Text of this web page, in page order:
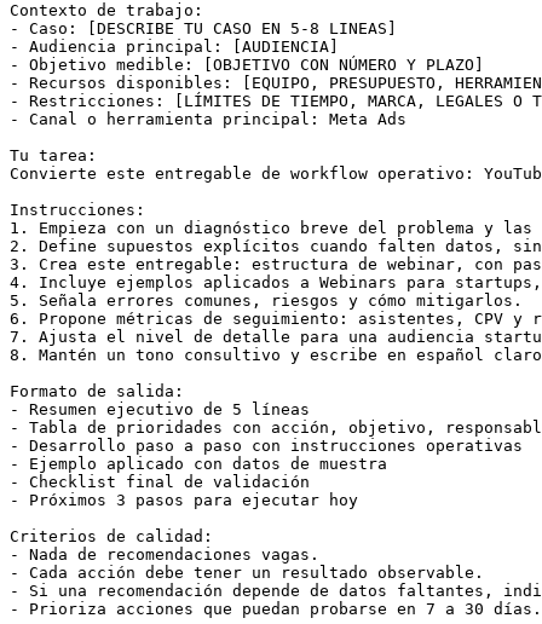
Contexto de trabajo:
- Caso: [DESCRIBE TU CASO EN 5-8 LINEAS]
- Audiencia principal: [AUDIENCIA]
- Objetivo medible: [OBJETIVO CON NÚMERO Y PLAZO]
- Recursos disponibles: [EQUIPO, PRESUPUESTO,
- Restricciones: [LÍMITES DE TIEMPO, MARCA, LEGALES O
- Canal o herramienta principal: Meta Ads
Tu tarea:
Convierte este entregable de workflow operativo:
Instrucciones:
1. Empieza con un diagnóstico breve del problema y
2. Define supuestos explícitos cuando falten datos,
3. Crea este entregable: estructura de webinar, con
4. Incluye ejemplos aplicados a Webinars para
5. Señala errores comunes, riesgos y cómo mitigarlos.
6. Propone métricas de seguimiento: asistentes, CPV y
7. Ajusta el nivel de detalle para una audiencia
8. Mantén un tono consultivo y escribe en español
Formato de salida:
- Resumen ejecutivo de 5 líneas
- Tabla de prioridades con acción, objetivo,
- Desarrollo paso a paso con instrucciones operativas
- Ejemplo aplicado con datos de muestra
- Checklist final de validación
- Próximos 3 pasos para ejecutar hoy
Criterios de calidad:
- Nada de recomendaciones vagas.
- Cada acción debe tener un resultado observable.
- Si una recomendación depende de datos faltantes,
- Prioriza acciones que puedan probarse en 7 a 30 días.